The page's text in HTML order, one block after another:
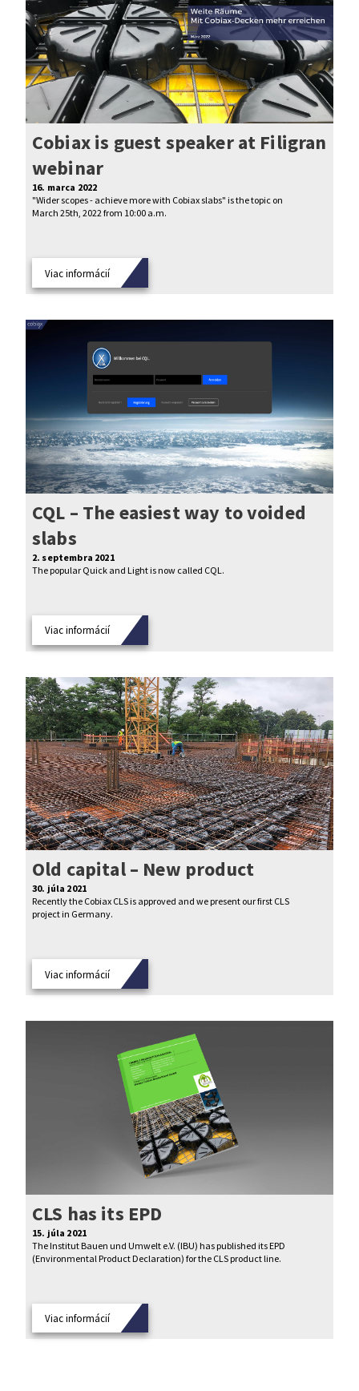
Cobiax is guest speaker at Filigran
webinar
16. marca 2022
"Wider scopes - achieve more with Cobiax slabs" is the topic on
March 25th, 2022 from 10:00 a.m.
Viac informácií
CQL – The easiest way to voided
slabs
2. septembra 2021
The popular Quick and Light is now called CQL.
Viac informácií
Old capital – New product
30. júla 2021
Recently the Cobiax CLS is approved and we present our first CLS
project in Germany.
Viac informácií
CLS has its EPD
15. júla 2021
The Institut Bauen und Umwelt e.V. (IBU) has published its EPD
(Environmental Product Declaration) for the CLS product line.
Viac informácií